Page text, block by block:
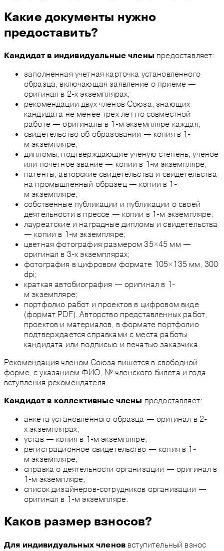
Какие документы нужно
предоставить?
Кандидат в индивидуальные члены предоставляет:
заполненная учетная карточка установленного
образца, включающая заявление о приеме —
оригинал в 2-х экземплярах;
рекомендации двух членов Союза, знающих
кандидата не менее трех лет по совместной
работе — оригиналы в 1-м экземпляре каждая;
свидетельство об образовании — копия в 1-
м экземпляре;
дипломы, подтверждающие ученую степень, ученое
или почетное звание — копии в 1-м экземпляре;
патенты, авторские свидетельства и свидетельства
на промышленный образец — копии в 1-
м экземпляре;
собственные публикации и публикации о своей
деятельности в прессе — копии в 1-м экземпляре;
лауреатские и наградные дипломы и свидетельства
— копии в 1-м экземпляре;
цветная фотография размером 35×45 мм —
оригинал в 3-х экземплярах;
фотография в цифровом формате 105×135 мм, 300
dpi;
краткая автобиография — оригинал в 1-
м экземпляре;
портфолио работ и проектов в цифровом виде
(формат PDF). Авторство представленных работ,
проектов и материалов, в формате портфолио
подтверждается справками с места работы
кандидата или подписью и печатью заказчика.
Рекомендация членом Союза пишется в свободной
форме, с указанием ФИО, № членского билета и года
вступления рекомендателя.
Кандидат в коллективные члены предоставляет:
анкета установленного образца — оригинал в 2-
х экземплярах;
устав — копия в 1-м экземпляре;
регистрационное свидетельство — копия в 1-
м экземпляре;
справка о деятельности организации — оригинал в
1-м экземпляре;
список дизайнеров-сотрудников организации —
оригинал в 1-м экземпляре.
Каков размер взносов?
Для индивидуальных членов вступительный взнос